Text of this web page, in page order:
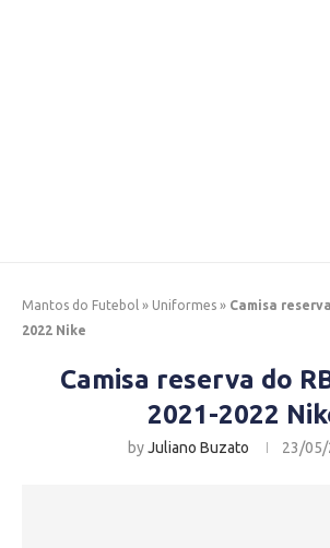
Mantos do Futebol » Uniformes » Camisa
2022 Nike
Camisa reserva do
2021-2022
byJuliano Buzato 23/05/